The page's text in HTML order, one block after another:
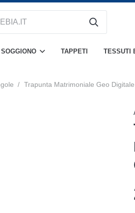
TAPPETI TESSUTI
/ Trapunta Matrimoniale Geo